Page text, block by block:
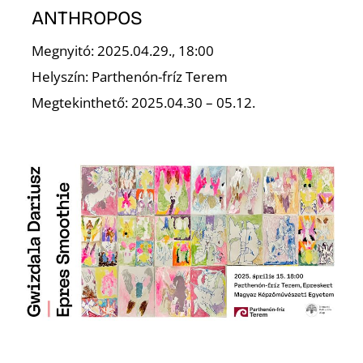
ANTHROPOS
Megnyitó: 2025.04.29., 18:00
Helyszín: Parthenón-fríz Terem
Megtekinthető: 2025.04.30 – 05.12.